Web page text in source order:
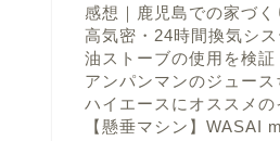
感想｜鹿児島での家づく
高気密・24時間換気シ
油ストーブの使用を検証
アンパンマンのジュース
ハイエースにオススメの
【懸垂マシン】WASAI